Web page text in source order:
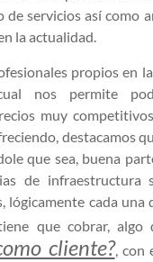
servicios así como
la actualidad.
propios en
nos permite
muy
destacamos
que sea, buena
de infraestructura
lógicamente cada
que cobrar, algo
cliente?, con